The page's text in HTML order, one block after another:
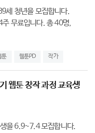
세 청년을 모집합니다.
니다. 총 40명,
툰 웹툰PD 작가
웹툰 창작 과정 교육생
을 6.9~7.4 모집합니다.